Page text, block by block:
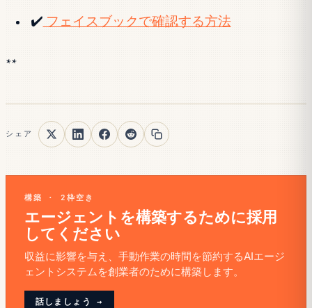
✔ ️ フェイスブックで確認する方法
**
シェア
構築 · 2枠空き
エージェントを構築するために採用
してください
収益に影響を与え、手動作業の時間を節約するAIエージ
ェントシステムを創業者のために構築します。
話しましょう →